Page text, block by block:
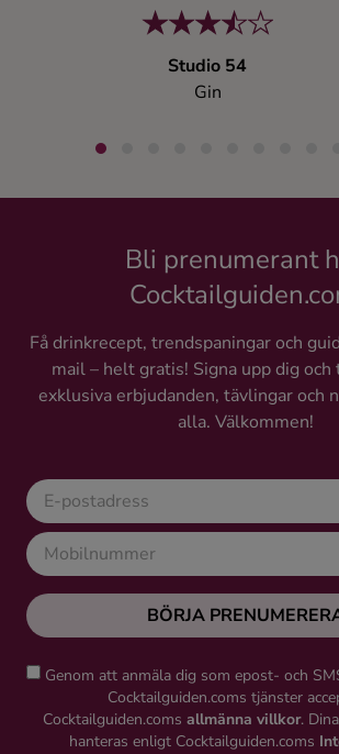
Studio 54
Gin
Bli prenumerant
Få drinkrecept, trendspaningar och
mail – helt gratis! Signa upp dig och
exklusiva erbjudanden, tävlingar och
alla. Välkommen!
BÖRJA
Genom att anmäla dig som epost- och
Cocktailguiden.coms tjänster
Cocktailguiden.coms allmänna villkor.
hanteras enligt Cocktailguiden.coms